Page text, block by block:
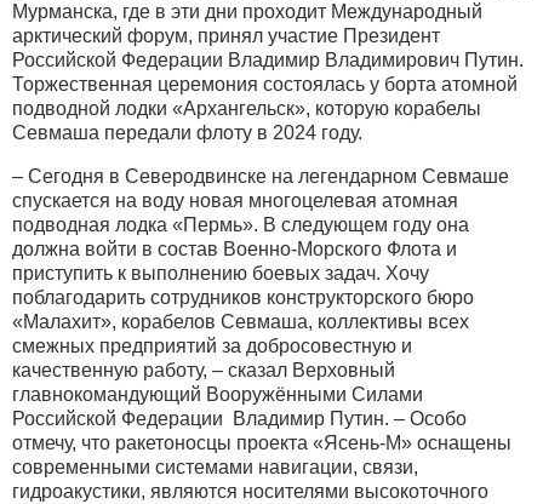
Мурманска, где в эти дни проходит Международный
арктический форум, принял участие Президент
Российской Федерации Владимир Владимирович Путин.
Торжественная церемония состоялась у борта атомной
подводной лодки «Архангельск», которую корабелы
Севмаша передали флоту в 2024 году.
– Сегодня в Северодвинске на легендарном Севмаше
спускается на воду новая многоцелевая атомная
подводная лодка «Пермь». В следующем году она
должна войти в состав Военно-Морского Флота и
приступить к выполнению боевых задач. Хочу
поблагодарить сотрудников конструкторского бюро
«Малахит», корабелов Севмаша, коллективы всех
смежных предприятий за добросовестную и
качественную работу, – сказал Верховный
главнокомандующий Вооружёнными Силами
Российской Федерации Владимир Путин. – Особо
отмечу, что ракетоносцы проекта «Ясень-М» оснащены
современными системами навигации, связи,
гидроакустики, являются носителями высокоточного